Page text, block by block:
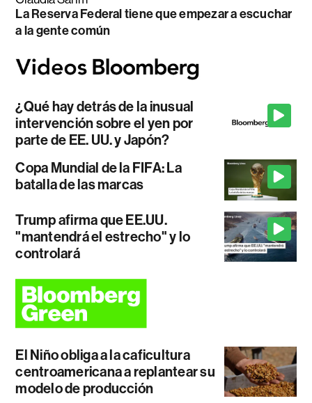
La Reserva Federal tiene que empezar a escuchar
a la gente común
¿Qué hay detrás de la inusual
intervención sobre el yen por
parte de EE. UU. y Japón?
Copa Mundial de la FIFA: La
batalla de las marcas
Trump afirma que EE.UU.
"mantendrá el estrecho" y lo
controlará
El Niño obliga a la caficultura
centroamericana a replantear su
modelo de producción